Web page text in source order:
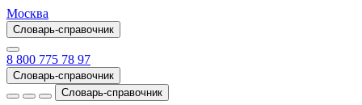
Москва
Словарь-справочник
8 800 775 78 97
Словарь-справочник
Словарь-справочник